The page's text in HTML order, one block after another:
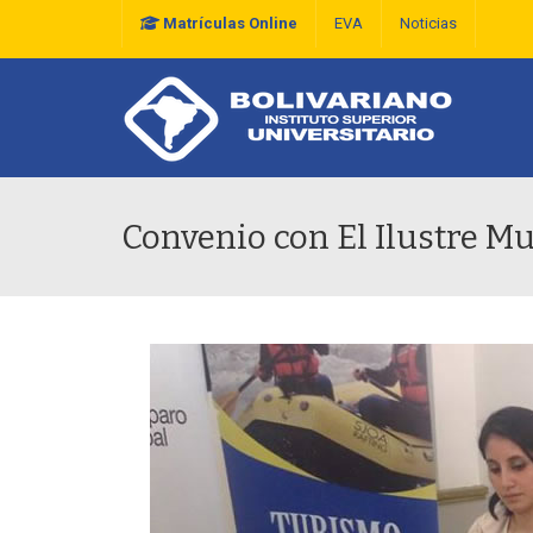
Matrículas Online EVA Noticias
Convenio con El Ilustre